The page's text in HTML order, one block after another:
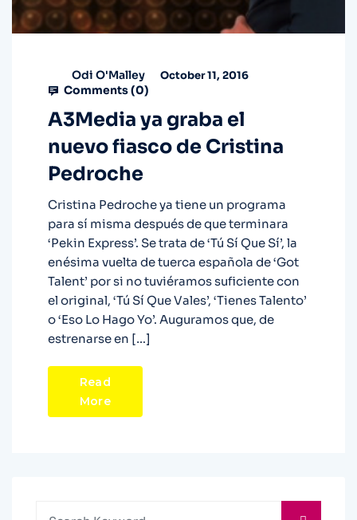
Odi O'Malley October 11, 2016
Comments (0)
A3Media ya graba el
nuevo fiasco de Cristina
Pedroche
Cristina Pedroche ya tiene un programa
para sí misma después de que terminara
‘Pekin Express’. Se trata de ‘Tú Sí Que Sí’, la
enésima vuelta de tuerca española de ‘Got
Talent’ por si no tuviéramos suficiente con
el original, ‘Tú Sí Que Vales’, ‘Tienes Talento’
o ‘Eso Lo Hago Yo’. Auguramos que, de
estrenarse en […]
Read
More